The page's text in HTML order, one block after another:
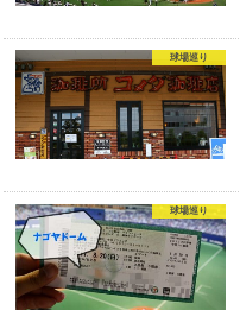
球場巡り
球場巡り